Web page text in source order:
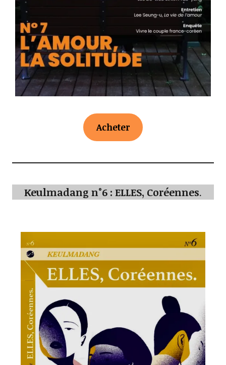
Acheter
Keulmadang n°6 : ELLES, Coréennes.